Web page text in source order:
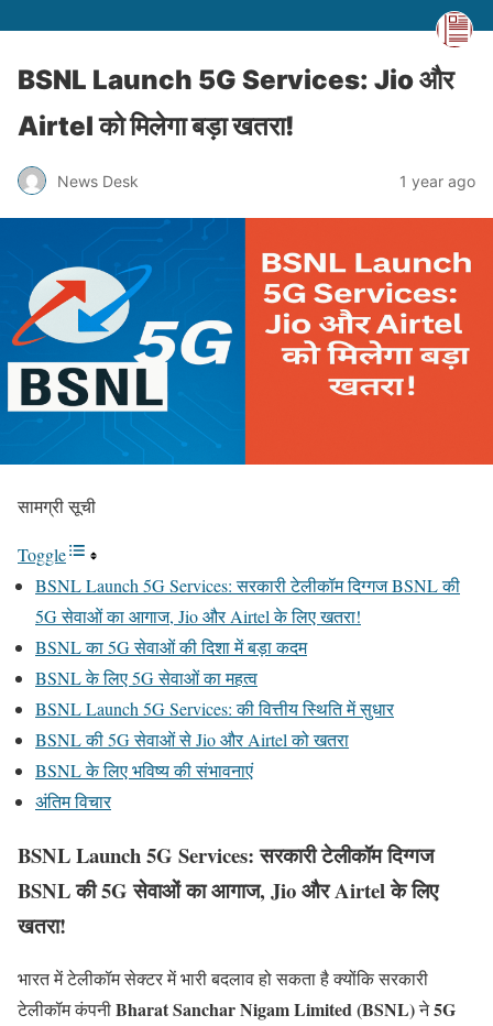
BSNL Launch 5G Services: Jio और
Airtel को मिलेगा बड़ा खतरा!
News Desk 1 year ago
सामग्री सूची
Toggle
BSNL Launch 5G Services: सरकारी टेलीकॉम दिग्गज BSNL की
5G सेवाओं का आगाज, Jio और Airtel के लिए खतरा!
BSNL का 5G सेवाओं की दिशा में बड़ा कदम
BSNL के लिए 5G सेवाओं का महत्व
BSNL Launch 5G Services: की वित्तीय स्थिति में सुधार
BSNL की 5G सेवाओं से Jio और Airtel को खतरा
BSNL के लिए भविष्य की संभावनाएं
अंतिम विचार
BSNL Launch 5G Services: सरकारी टेलीकॉम दिग्गज
BSNL की 5G सेवाओं का आगाज, Jio और Airtel के लिए
खतरा!
भारत में टेलीकॉम सेक्टर में भारी बदलाव हो सकता है क्योंकि सरकारी
टेलीकॉम कंपनीBharat Sanchar Nigam Limited (BSNL)ने5G